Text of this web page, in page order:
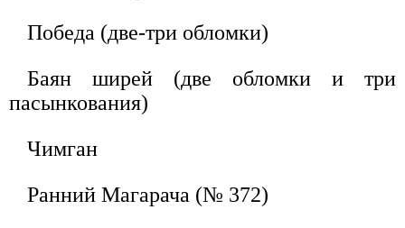
Победа (две-три обломки)
Баян ширей (две обломки и три
пасынкования)
Чимган
Ранний Магарача (№ 372)